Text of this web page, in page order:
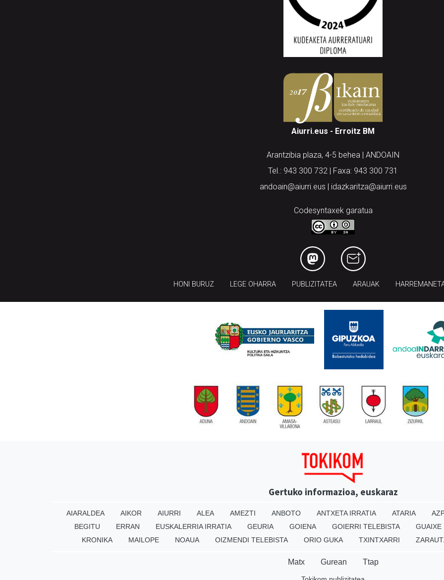
Aiurri.eus - Erroitz BM
Arantzibia plaza, 4-5 behea | ANDOAIN
Tel.: 943 300 732 | Faxa: 943 300 731
andoain@aiurri.eus | idazkaritza@aiurri.eus
Codesyntaxek garatua
HONI BURUZ LEGE OHARRA PUBLIZITATEA ARAUAK
Gertuko informazioa, euskaraz
AIARALDEA AIKOR AIURRI ALEA AMEZTI ANBOTO ANTXETA IRRATIA ATARIA
BEGITU
ERRAN EUSKALERRIA IRRATIA GEURIA GOIENA GOIERRI TELEBISTA GUAIXE
KRONIKA
MAILOPE NOAUA OIZMENDI TELEBISTA ORIO GUKA TXINTXARRI
Matx Gurean Ttap